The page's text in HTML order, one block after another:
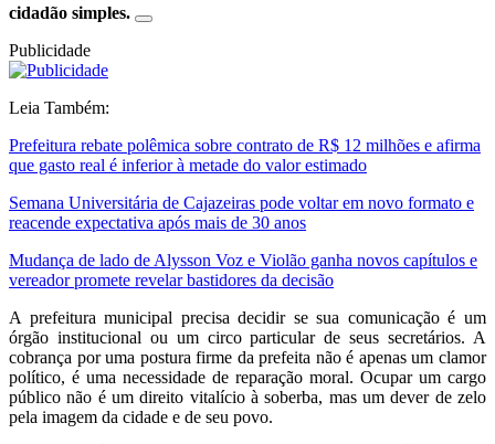
cidadão simples.
Publicidade
Leia Também:
Prefeitura rebate polêmica sobre contrato de R$ 12 milhões e afirma
que gasto real é inferior à metade do valor estimado
Semana Universitária de Cajazeiras pode voltar em novo formato e
reacende expectativa após mais de 30 anos
Mudança de lado de Alysson Voz e Violão ganha novos capítulos e
vereador promete revelar bastidores da decisão
A prefeitura municipal precisa decidir se sua comunicação é um
órgão institucional ou um circo particular de seus secretários. A
cobrança por uma postura firme da prefeita não é apenas um clamor
político, é uma necessidade de reparação moral. Ocupar um cargo
público não é um direito vitalício à soberba, mas um dever de zelo
pela imagem da cidade e de seu povo.